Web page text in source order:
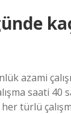
azami
saati 40
türlü